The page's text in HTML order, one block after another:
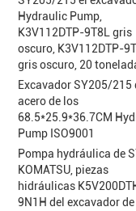
Hydraulic Pump,
K3V112DTP-9T8L gris
oscuro, K3V112DTP-
gris oscuro, 20
Excavador SY205/215
acero de los
68.5*25.9*36.7CM
Pump ISO9001
Pompa hydráulica de
KOMATSU, piezas
hidráulicas
9N1H del excavador de